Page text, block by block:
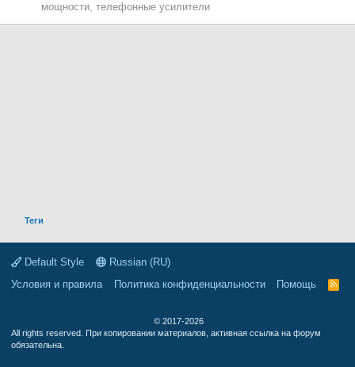
мощности, телефонные усилители
Теги
Default Style
Russian (RU)
Условия и правила
Политика конфиденциальности Помощь
R
© 2017-2026
All rights reserved. При копировании материалов, активная ссылка на форум
обязательна.